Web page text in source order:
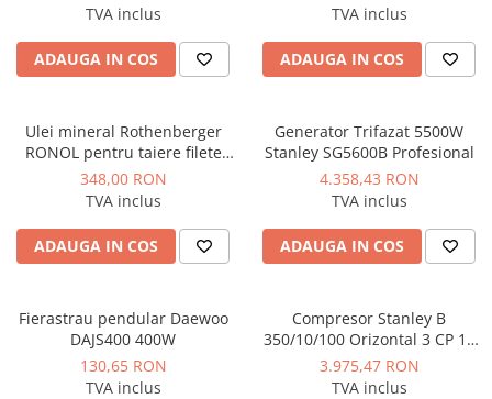
TVA inclus
ADAUGA IN COS
TVA inclus
ADAUGA IN COS
Ulei mineral Rothenberger
RONOL pentru taiere filete
bidon 5 litri
348,00 RON
TVA inclus
ADAUGA IN COS
Generator Trifazat 5500W
Stanley SG5600B Profesional
4.358,43 RON
TVA inclus
ADAUGA IN COS
Fierastrau pendular Daewoo
DAJS400 400W
130,65 RON
TVA inclus
Compresor Stanley B
350/10/100 Orizontal 3 CP 10
bar 330 L/min
3.975,47 RON
TVA inclus